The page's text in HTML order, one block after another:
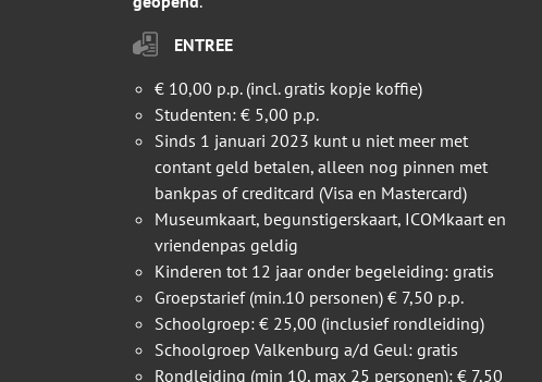
ENTREE
€ 10,00 p.p. (incl. gratis kopje koffie)
Studenten: € 5,00 p.p.
Sinds 1 januari 2023 kunt u niet meer met
contant geld betalen, alleen nog pinnen met
bankpas of creditcard (Visa en Mastercard)
Museumkaart, begunstigerskaart, ICOMkaart en
vriendenpas geldig
Kinderen tot 12 jaar onder begeleiding: gratis
Groepstarief (min.10 personen) € 7,50 p.p.
Schoolgroep: € 25,00 (inclusief rondleiding)
Schoolgroep Valkenburg a/d Geul: gratis
Rondleiding (min 10, max 25 personen): € 7,50